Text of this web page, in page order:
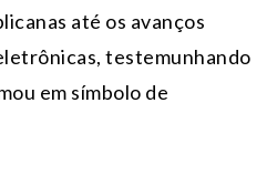
até os avanços
testemunhando
em símbolo de